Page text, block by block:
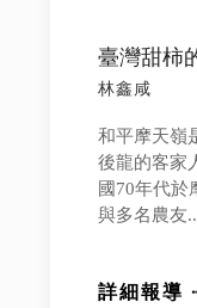
臺灣甜柿
林鑫咸
和平摩天嶺
後龍的客家
國70年代於
與多名農友..
詳細報導